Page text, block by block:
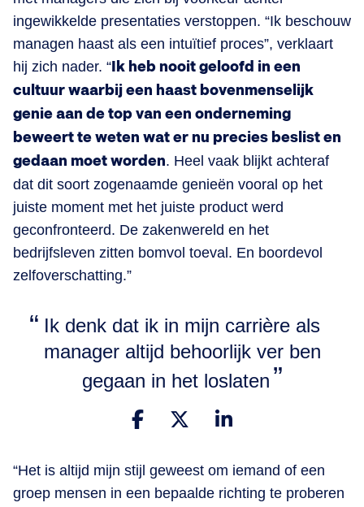
ingewikkelde presentaties verstoppen. “Ik beschouw
managen haast als een intuïtief proces”, verklaart
hij zich nader. “ Ik heb nooit geloofd in een
cultuur waarbij een haast bovenmenselijk
genie aan de top van een onderneming
beweert te weten wat er nu precies beslist en
gedaan moet worden. Heel vaak blijkt achteraf
dat dit soort zogenaamde genieën vooral op het
juiste moment met het juiste product werd
geconfronteerd. De zakenwereld en het
bedrijfsleven zitten bomvol toeval. En boordevol
zelfoverschatting.”
Ik denk dat ik in mijn carrière als
manager altijd behoorlijk ver ben
gegaan in het loslaten
“Het is altijd mijn stijl geweest om iemand of een
groep mensen in een bepaalde richting te proberen